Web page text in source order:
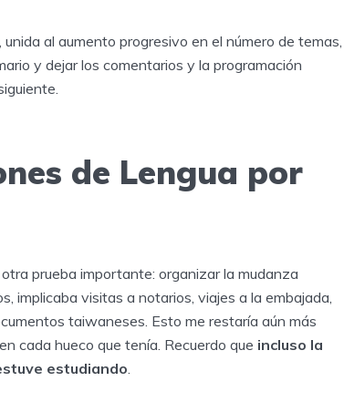
al aumento progresivo en el número de temas,
y dejar los comentarios y la programación
de Lengua por
prueba importante: organizar la mudanza
implicaba visitas a notarios, viajes a la embajada,
taiwaneses. Esto me restaría aún más
cada hueco que tenía. Recuerdo que incluso la
estudiando